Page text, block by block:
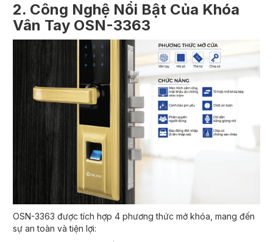
2. Công Nghệ Nổi Bật Của Khóa
Vân Tay OSN-3363
OSN-3363 được tích hợp 4 phương thức mở khóa, mang đến
sự an toàn và tiện lợi: